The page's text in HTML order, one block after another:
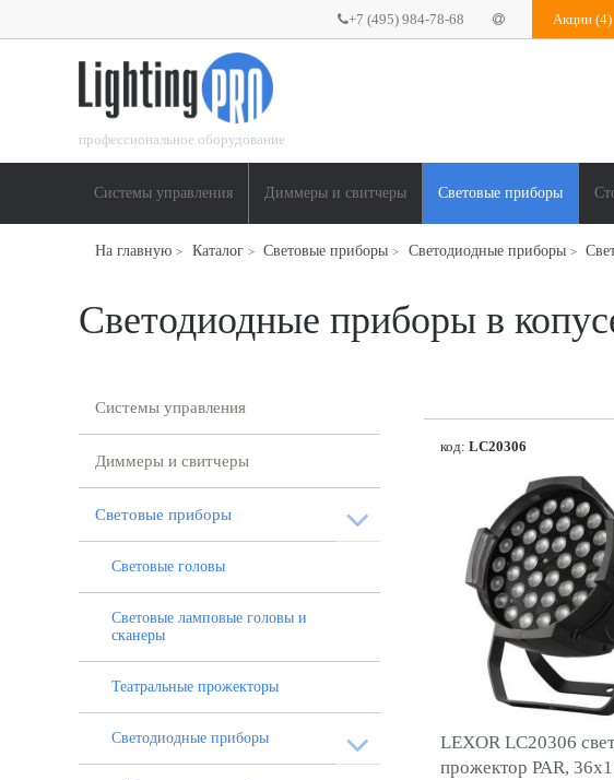
+7 (495) 984-78-68 Акции (4)
профессиональное оборудование
Системы управления Диммеры и свитчеры Световые приборы
На главную > Каталог > Световые приборы > Светодиодные приборы >
Светодиодные приборы в
Системы управления
Диммеры и свитчеры
Световые приборы
Световые головы
Световые ламповые головы и
сканеры
Театральные прожекторы
Светодиодные приборы
код: LC20306
LEXOR LC20306
прожектор PAR,